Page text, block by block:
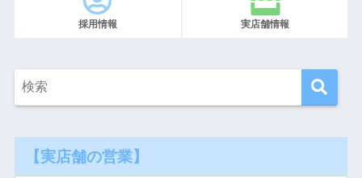
採用情報 実店舗情報
【実店舗の営業】